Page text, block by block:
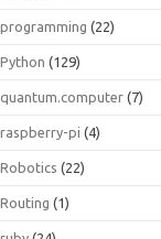
programming (22)
Python (129)
quantum.computer (7)
raspberry-pi (4)
Robotics (22)
Routing (1)